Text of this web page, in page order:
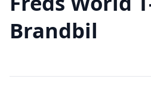
Brandbil